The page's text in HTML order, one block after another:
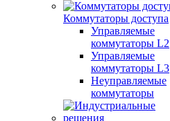
Коммутаторы доступа
Управляемые
коммутаторы L2
Управляемые
коммутаторы L3
Неуправляемые
коммутаторы